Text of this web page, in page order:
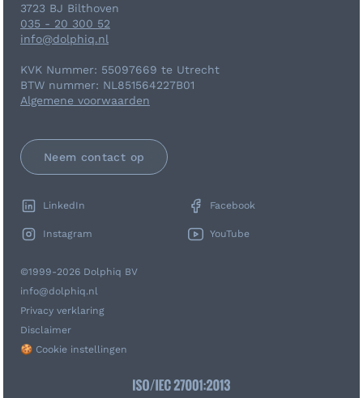
3723 BJ Bilthoven
035 - 20 300 52
info@dolphiq.nl
KVK Nummer: 55097669 te Utrecht
BTW nummer: NL851564227B01
Algemene voorwaarden
Neem contact op
LinkedIn Facebook
Instagram YouTube
©1999-2026 Dolphiq BV
info@dolphiq.nl
Privacy verklaring
Disclaimer
🍪 Cookie instellingen